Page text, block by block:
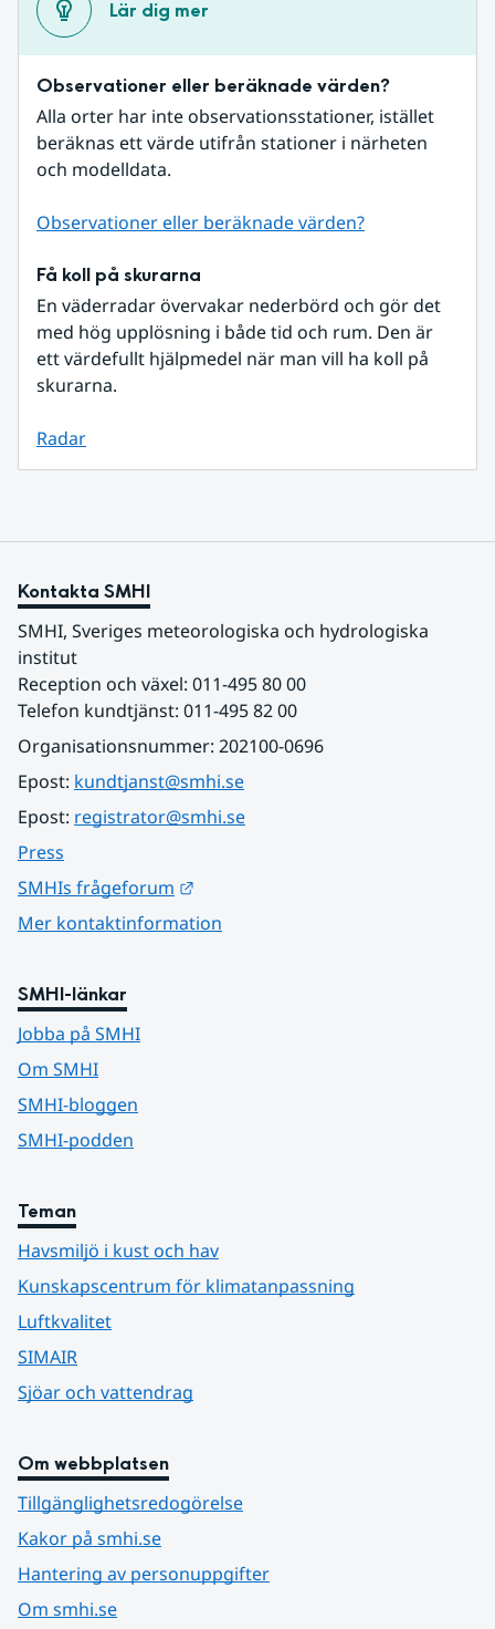
Lär dig mer
Observationer eller beräknade värden?
Alla orter har inte observationsstationer, istället
beräknas ett värde utifrån stationer i närheten
och modelldata.
Observationer eller beräknade värden?
Få koll på skurarna
En väderradar övervakar nederbörd och gör det
med hög upplösning i både tid och rum. Den är
ett värdefullt hjälpmedel när man vill ha koll på
skurarna.
Radar
Kontakta SMHI
SMHI, Sveriges meteorologiska och hydrologiska
institut
Reception och växel: 011-495 80 00
Telefon kundtjänst: 011-495 82 00
Organisationsnummer: 202100-0696
Epost: kundtjanst@smhi.se
Epost: registrator@smhi.se
Press
SMHIs frågeforum
Mer kontaktinformation
SMHI-länkar
Jobba på SMHI
Om SMHI
SMHI-bloggen
SMHI-podden
Teman
Havsmiljö i kust och hav
Kunskapscentrum för klimatanpassning
Luftkvalitet
SIMAIR
Sjöar och vattendrag
Om webbplatsen
Tillgänglighetsredogörelse
Kakor på smhi.se
Hantering av personuppgifter
Om smhi.se